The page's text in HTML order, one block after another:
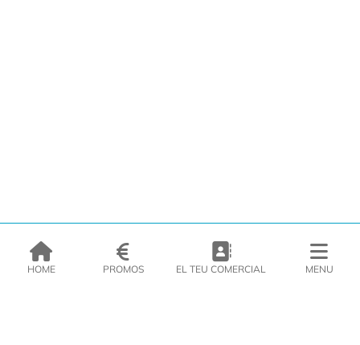
HOME PROMOS EL TEU COMERCIAL MENU